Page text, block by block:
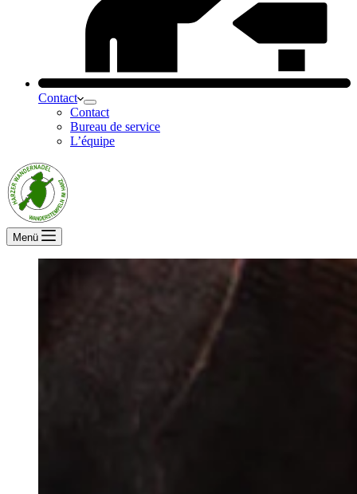
Contact
Contact
Bureau de service
L’équipe
Menü